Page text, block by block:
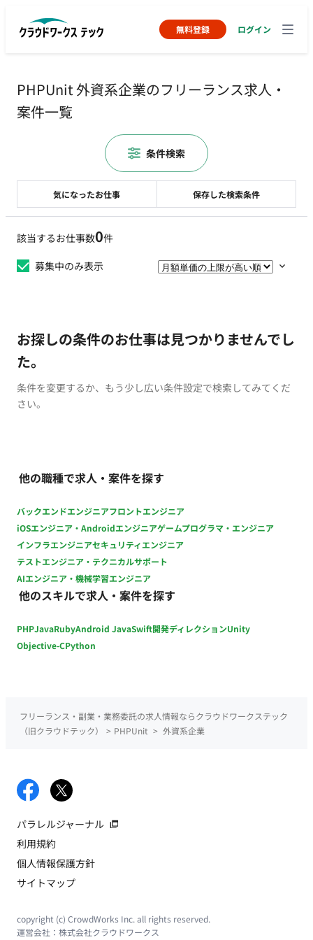
無料登録 ログイン
PHPUnit 外資系企業のフリーランス求人・
案件一覧
該当するお仕事数0件
募集中のみ表示
お探しの条件のお仕事は見つかりませんでし
た。
条件を変更するか、もう少し広い条件設定で検索してみてくだ
さい。
他の職種で求人・案件を探す
バックエンドエンジニアフロントエンジニア
iOSエンジニア・Androidエンジニアゲームプログラマ・エンジニア
インフラエンジニアセキュリティエンジニア
テストエンジニア・テクニカルサポート
AIエンジニア・機械学習エンジニア
他のスキルで求人・案件を探す
PHPJavaRubyAndroid JavaSwift開発ディレクションUnity
Objective-CPython
気になったお仕事 保存した検索条件
条件検索
フリーランス・副業・業務委託の求人情報ならクラウドワークステック
（旧クラウドテック）
> PHPUnit > 外資系企業
パラレルジャーナル
利用規約
個人情報保護方針
サイトマップ
copyright (c) CrowdWorks Inc. all rights reserved.
運営会社： 株式会社クラウドワークス